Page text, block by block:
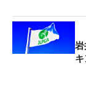
いい部屋ネッ
品と違いアラ
ったのを3本に